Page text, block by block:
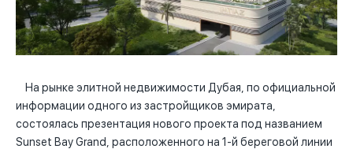
На рынке элитной недвижимости Дубая, по официальной
информации одного из застройщиков эмирата,
состоялась презентация нового проекта под названием
Sunset Bay Grand, расположенного на 1-й береговой линии